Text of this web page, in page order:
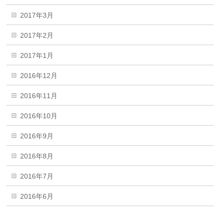
2017年3月
2017年2月
2017年1月
2016年12月
2016年11月
2016年10月
2016年9月
2016年8月
2016年7月
2016年6月